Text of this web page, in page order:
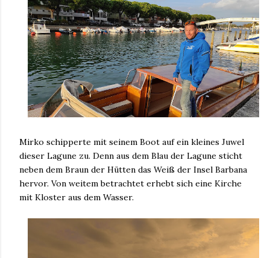
Mirko schipperte mit seinem Boot auf ein kleines Juwel
dieser Lagune zu. Denn aus dem Blau der Lagune sticht
neben dem Braun der Hütten das Weiß der Insel Barbana
hervor. Von weitem betrachtet erhebt sich eine Kirche
mit Kloster aus dem Wasser.